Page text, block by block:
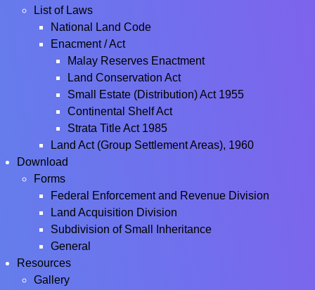
List of Laws
National Land Code
Enacment / Act
Malay Reserves Enactment
Land Conservation Act
Small Estate (Distribution) Act 1955
Continental Shelf Act
Strata Title Act 1985
Land Act (Group Settlement Areas), 1960
Download
Forms
Federal Enforcement and Revenue Division
Land Acquisition Division
Subdivision of Small Inheritance
General
Resources
Gallery